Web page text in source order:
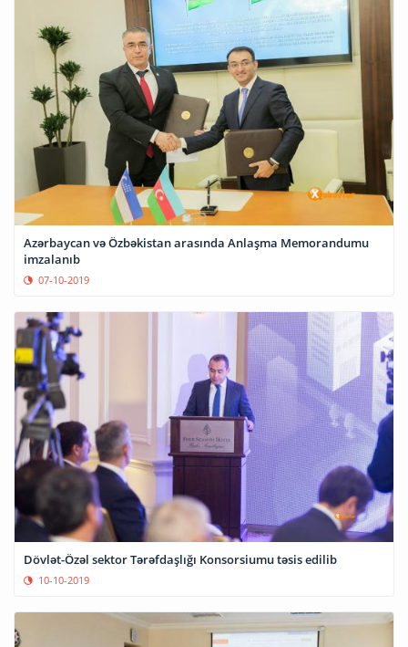
Azərbaycan və Özbəkistan arasında Anlaşma Memorandumu
imzalanıb
07-10-2019
Dövlət-Özəl sektor Tərəfdaşlığı Konsorsiumu təsis edilib
10-10-2019